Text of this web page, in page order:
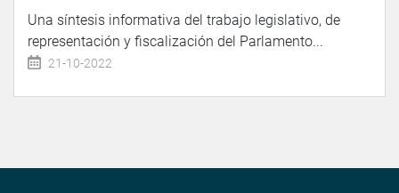
Una síntesis informativa del trabajo legislativo, de
representación y fiscalización del Parlamento...
21-10-2022